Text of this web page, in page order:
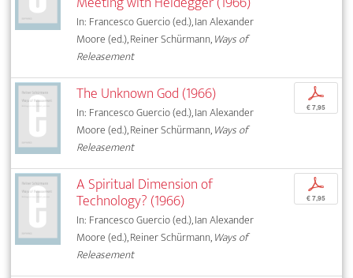
In: Francesco Guercio (ed.), Ian Alexander
Moore (ed.), Reiner Schürmann,Ways of
Releasement
The Unknown God (1966)
In: Francesco Guercio (ed.), Ian Alexander
Moore (ed.), Reiner Schürmann,Ways of
Releasement
p
€ 7,95
A Spiritual Dimension of
Technology? (1966)
In: Francesco Guercio (ed.), Ian Alexander
Moore (ed.), Reiner Schürmann,Ways of
Releasement
p
€ 7,95